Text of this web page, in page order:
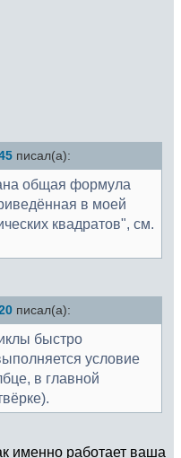
писал(а):
общая формула
в моей
квадратов", см.
писал(а):
быстро
условие
в главной
именно работает ваша